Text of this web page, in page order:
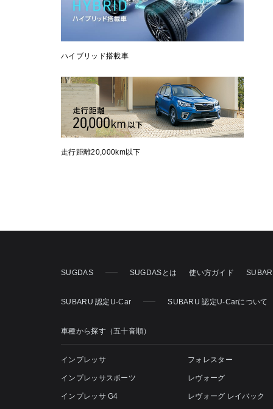
ハイブリッド搭載車
走行距離20,000km以下
SUGDAS SUGDASとは 使い方ガイド
SUBARU 認定U-Car SUBARU 認定U-Carについて
車種から探す（五十音順）
インプレッサ
インプレッサスポーツ
インプレッサ G4
フォレスター
レヴォーグ
レヴォーグ レイバック